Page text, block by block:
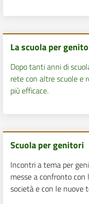
La scuola per
Dopo tanti anni di
rete con altre scuole e
più efficace.
Scuola per genitori
Incontri a tema per
messe a confronto
società e con le nuove